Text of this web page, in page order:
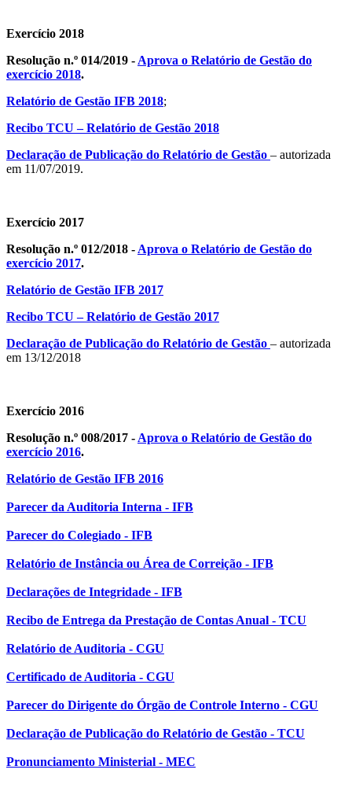
Exercício 2018
Resolução n.º 014/2019 - Aprova o Relatório de Gestão do
exercício 2018.
Relatório de Gestão IFB 2018;
Recibo TCU – Relatório de Gestão 2018
Declaração de Publicação do Relatório de Gestão – autorizada
em 11/07/2019.
Exercício 2017
Resolução n.º 012/2018 - Aprova o Relatório de Gestão do
exercício 2017.
Relatório de Gestão IFB 2017
Recibo TCU – Relatório de Gestão 2017
Declaração de Publicação do Relatório de Gestão – autorizada
em 13/12/2018
Exercício 2016
Resolução n.º 008/2017 - Aprova o Relatório de Gestão do
exercício 2016.
Relatório de Gestão IFB 2016
Parecer da Auditoria Interna - IFB
Parecer do Colegiado - IFB
Relatório de Instância ou Área de Correição - IFB
Declarações de Integridade - IFB
Recibo de Entrega da Prestação de Contas Anual - TCU
Relatório de Auditoria - CGU
Certificado de Auditoria - CGU
Parecer do Dirigente do Órgão de Controle Interno - CGU
Declaração de Publicação do Relatório de Gestão - TCU
Pronunciamento Ministerial - MEC